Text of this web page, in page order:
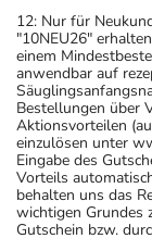
12: Nur für
"10NEU26"
einem
anwendbar auf
Bestellungen über
Aktionsvorteilen
einzulösen unter
Eingabe des
Vorteils
behalten uns das
wichtigen Grundes
Gutschein bzw.